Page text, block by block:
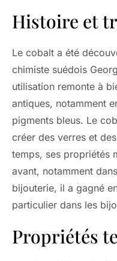
Histoire et
Le cobalt a été
chimiste suédois
utilisation remonte à
antiques, notamment
pigments bleus. Le
créer des verres et
temps, ses propriétés
avant, notamment
bijouterie, il a gagné
particulier dans les
Propriétés